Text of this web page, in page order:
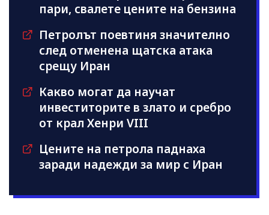
пари, свалете цените на бензина
Петролът поевтиня значително
след отменена щатска атака
срещу Иран
Какво могат да научат
инвеститорите в злато и сребро
от крал Хенри VIII
Цените на петрола паднаха
заради надежди за мир с Иран